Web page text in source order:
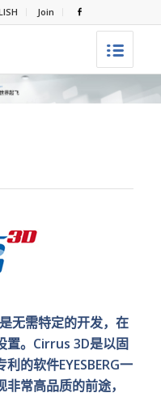
Join
无需特定的开发，在
置。Cirrus 3D是以固
的软件EYESBERG一
常高品质的前途，